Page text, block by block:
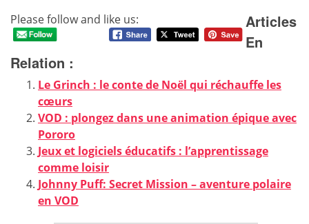
Please follow and like us:
Articles
En
Relation :
Le Grinch : le conte de Noël qui réchauffe les
cœurs
VOD : plongez dans une animation épique avec
Pororo
Jeux et logiciels éducatifs : l’apprentissage
comme loisir
Johnny Puff: Secret Mission – aventure polaire
en VOD